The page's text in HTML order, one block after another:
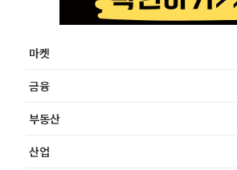
마켓
금융
부동산
산업